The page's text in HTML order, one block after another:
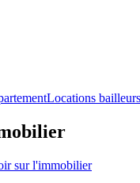
Locations bailleurs
sur l'immobilier